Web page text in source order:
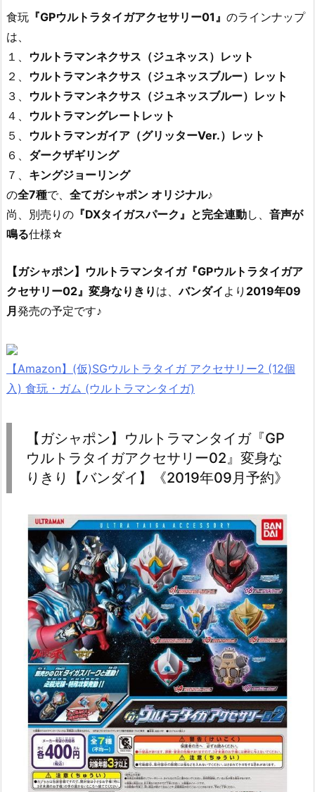
食玩 『GPウルトラタイガアクセサリー01』 のラインナップ
は、
１、 ウルトラマンネクサス（ジュネッス）レット
２、 ウルトラマンネクサス（ジュネッスブルー）レット
３、 ウルトラマンネクサス（ジュネッスブルー）レット
４、 ウルトラマングレートレット
５、 ウルトラマンガイア（グリッターVer.）レット
６、 ダークザギリング
７、 キングジョーリング
の全7種で、 全てガシャポン オリジナル♪
尚、別売りの 『DXタイガスパーク』と完全連動し、 音声が
鳴る仕様☆
【ガシャポン】ウルトラマンタイガ『GPウルトラタイガア
クセサリー02』変身なりきり は、バンダイ より 2019年09
月 発売の予定です♪
【Amazon】(仮)SGウルトラタイガ アクセサリー2 (12個
入) 食玩・ガム (ウルトラマンタイガ)
【ガシャポン】ウルトラマンタイガ『GP
ウルトラタイガアクセサリー02』変身な
りきり【バンダイ】《2019年09月予約》